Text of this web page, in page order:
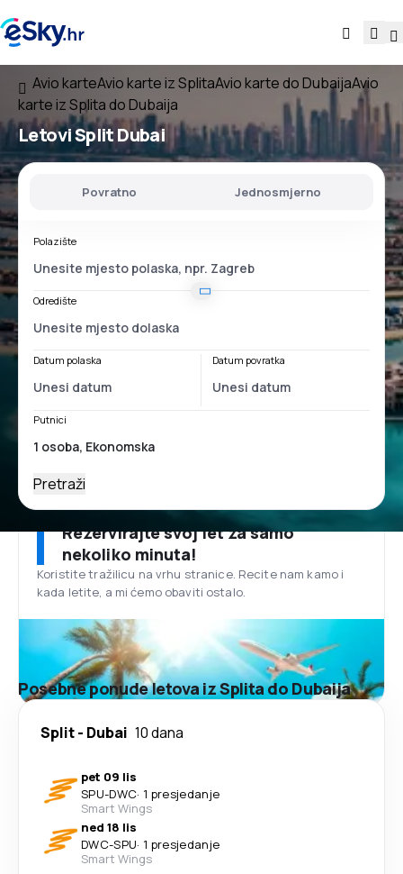
Avio karteAvio karte iz SplitaAvio karte do DubaijaAvio
karte iz Splita do Dubaija
LetoviSplit Dubai
Povratno Jednosmjerno
Polazište
Odredište
Datum polaska Datum povratka
Putnici
Pretraži
Rezervirajte svoj let za samo
nekoliko minuta!
Koristite tražilicu na vrhu stranice. Recite nam kamo i
kada letite, a mi ćemo obaviti ostalo.
Posebne ponude letova iz Splita do Dubaija
Split- Dubai 10 dana
pet 09 lis
SPU-DWC· 1 presjedanje
Smart Wings
ned 18 lis
DWC-SPU· 1 presjedanje
Smart Wings